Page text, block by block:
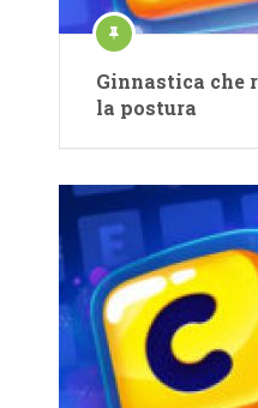
Ginnastica che
la postura